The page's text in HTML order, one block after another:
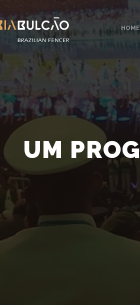
HOME
UM